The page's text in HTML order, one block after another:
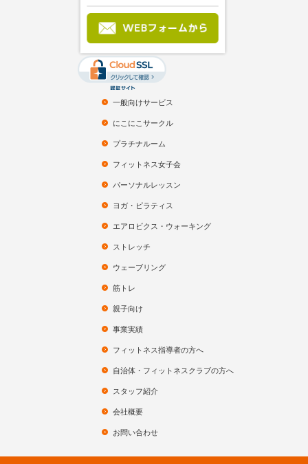
一般向けサービス
にこにこサークル
プラチナルーム
フィットネス女子会
パーソナルレッスン
ヨガ・ピラティス
エアロビクス・ウォーキング
ストレッチ
ウェーブリング
筋トレ
親子向け
事業実績
フィットネス指導者の方へ
自治体・フィットネスクラブの方へ
スタッフ紹介
会社概要
お問い合わせ